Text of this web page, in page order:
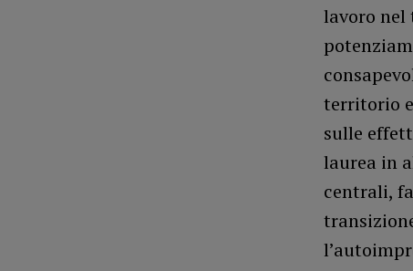
lavoro
territorio
sulle
laurea in
centrali,